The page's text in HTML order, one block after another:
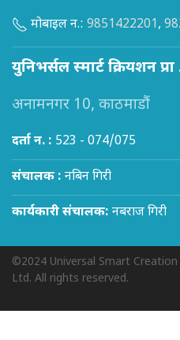
मोबाइल न.: 9851422201,
युनिभर्सल स्मार्ट क्रियशन प्रा
अनामनगर 10, काठमाडौं
दर्ता न. : 523 - 074/075
संचालक : नबिन गिरी
कार्यकारी संचालक: नबराज गिरी
©2024 Universal Smart Creation
Ltd. All rights reserved.